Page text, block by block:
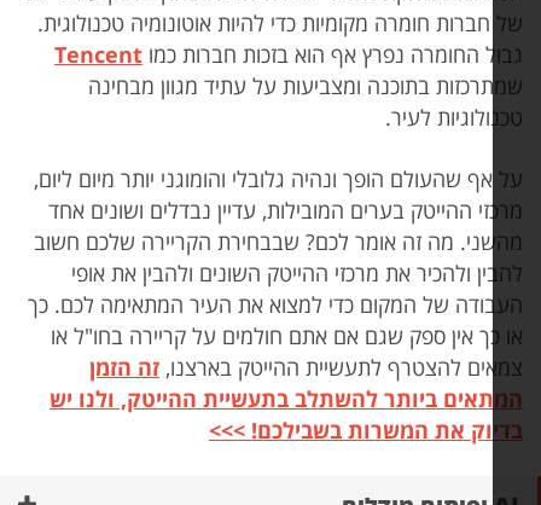
חברות חומרה מקומיות כדי להיות אוטונומיה טכנולוגית.
החומרה נפרץ אף הוא בזכות חברות כמו Tencent
בתוכנה ומצביעות על עתיד מגוון מבחינה
לעיר.
אף שהעולם הופך ונהיה גלובלי והומוגני יותר מיום ליום,
ההייטק בערים המובילות, עדיין נבדלים ושונים אחד
מה זה אומר לכם? שבבחירת הקריירה שלכם חשוב
ולהכיר את מרכזי ההייטק השונים ולהבין את אופי
של המקום כדי למצוא את העיר המתאימה לכם. כך
כך אין ספק שגם אם אתם חולמים על קריירה בחו"ל או
להצטרף לתעשיית ההייטק בארצנו,זה הזמן
ביותר להשתלב בתעשיית ההייטק, ולנו יש
את המשרות בשבילכם! >>>